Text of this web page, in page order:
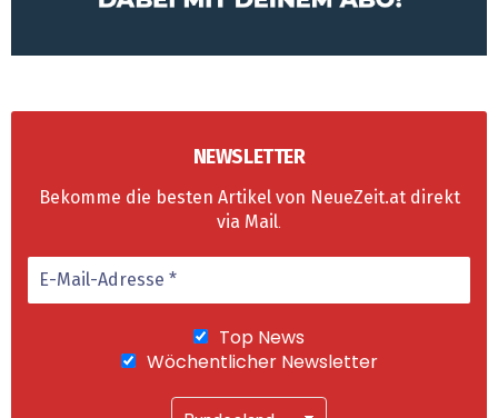
NEWSLETTER
Bekomme die besten Artikel von NeueZeit.at direkt
via Mail.
Top News
Wöchentlicher Newsletter